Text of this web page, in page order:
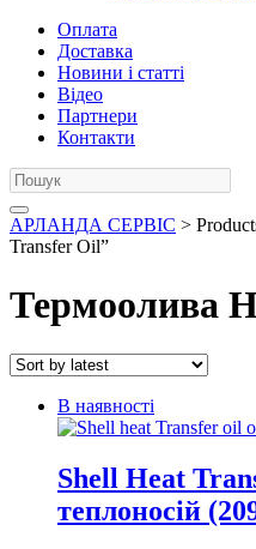
Оплата
Доставка
Новини і статті
Відео
Партнери
Контакти
АРЛАНДА СЕРВІС >
Transfer Oil”
Термоолива
В наявності
Shell Heat
теплоносій